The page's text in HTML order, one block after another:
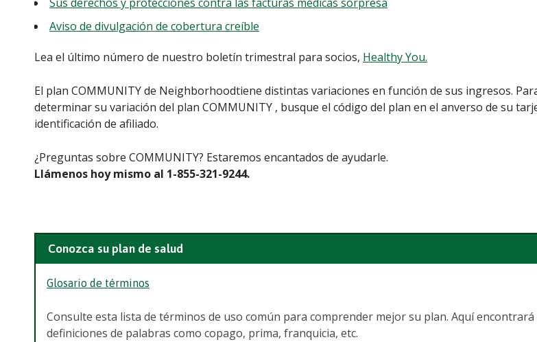
Aviso de divulgación de cobertura creíble
Lea el último número de nuestro boletín trimestral para socios, Healthy You.
El plan COMMUNITY de Neighborhoodtiene distintas variaciones en función de sus ingresos.
determinar su variación del plan COMMUNITY , busque el código del plan en el anverso de su
identificación de afiliado.
¿Preguntas sobre COMMUNITY? Estaremos encantados de ayudarle.
Llámenos hoy mismo al 1-855-321-9244.
Conozca su plan de salud
Glosario de términos
Consulte esta lista de términos de uso común para comprender mejor su plan. Aquí encontrará
definiciones de palabras como copago, prima, franquicia, etc.